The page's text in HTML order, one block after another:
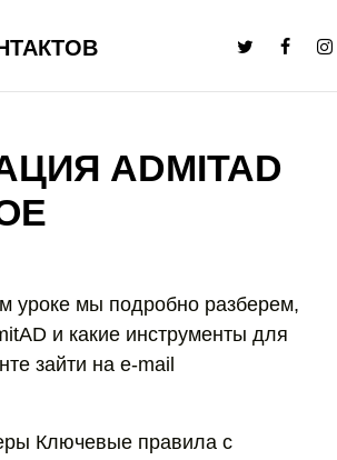
ADMITAD
уроке мы подробно разберем,
и какие инструменты для
зайти на e-mail
Ключевые правила с